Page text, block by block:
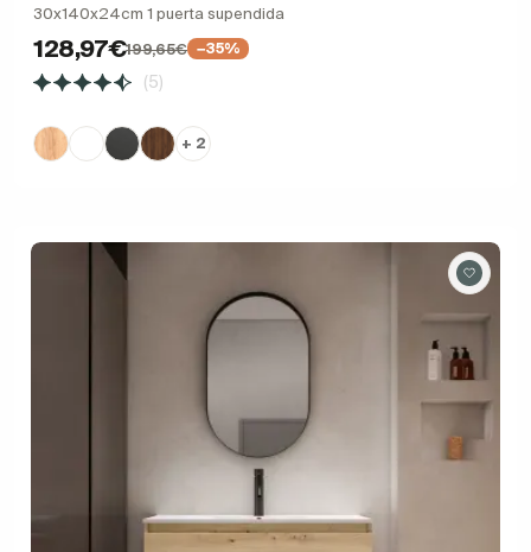
30x140x24cm 1 puerta supendida
128,97€199,65€ −35%
(5)
+ 2